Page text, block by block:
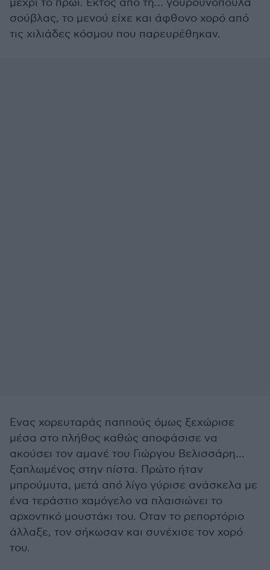
μέχρι το πρωί. Εκτός από τη... γουρουνοπούλα
σούβλας, το μενού είχε και άφθονο χορό από
τις χιλιάδες κόσμου που παρευρέθηκαν.
Ενας χορευταράς παππούς όμως ξεχώρισε
μέσα στο πλήθος καθώς αποφάσισε να
ακούσει τον αμανέ του Γιώργου Βελισσάρη...
ξαπλωμένος στην πίστα. Πρώτο ήταν
μπρούμυτα, μετά από λίγο γύρισε ανάσκελα με
ένα τεράστιο χαμόγελο να πλαισιώνει το
αρχοντικό μουστάκι του. Οταν το ρεπορτόριο
άλλαξε, τον σήκωσαν και συνέχισε τον χορό
του.